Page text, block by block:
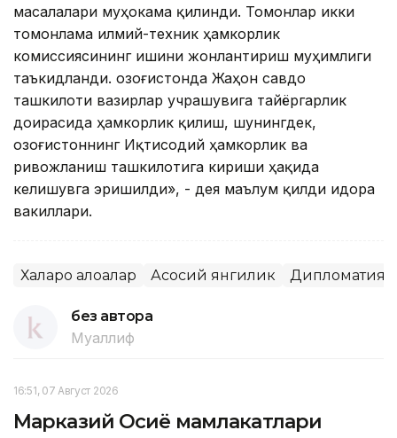
масалалари муҳокама қилинди. Томонлар икки
томонлама илмий-техник ҳамкорлик
комиссиясининг ишини жонлантириш муҳимлиги
таъкидланди. Қозоғистонда Жаҳон савдо
ташкилоти вазирлар учрашувига тайёргарлик
доирасида ҳамкорлик қилиш, шунингдек,
Қозоғистоннинг Иқтисодий ҳамкорлик ва
ривожланиш ташкилотига кириши ҳақида
келишувга эришилди», - дея маълум қилди идора
вакиллари.
Халқаро алоқалар Асосий янгилик Дипломатия
без автора
Муаллиф
16:51, 07 Август 2026
Марказий Осиё мамлакатлари